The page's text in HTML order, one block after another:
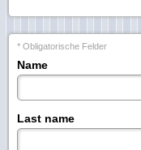
* Obligatorische Felder
Name
Last name